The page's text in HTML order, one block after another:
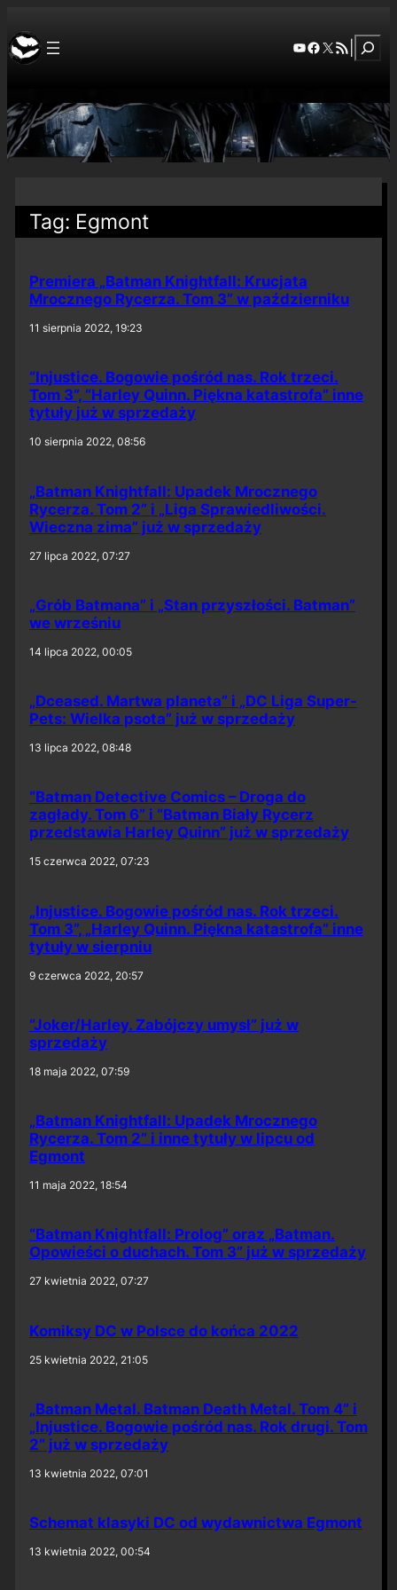
YouTube
Facebook
X RSS Feed
Tag: Egmont
Premiera „Batman Knightfall: Krucjata
Mrocznego Rycerza. Tom 3” w październiku
11 sierpnia 2022, 19:23
“Injustice. Bogowie pośród nas. Rok trzeci.
Tom 3”, “Harley Quinn. Piękna katastrofa” inne
tytuły już w sprzedaży
10 sierpnia 2022, 08:56
„Batman Knightfall: Upadek Mrocznego
Rycerza. Tom 2” i „Liga Sprawiedliwości.
Wieczna zima” już w sprzedaży
27 lipca 2022, 07:27
„Grób Batmana” i „Stan przyszłości. Batman”
we wrześniu
14 lipca 2022, 00:05
„Dceased. Martwa planeta” i „DC Liga Super-
Pets: Wielka psota” już w sprzedaży
13 lipca 2022, 08:48
“Batman Detective Comics – Droga do
zagłady. Tom 6” i “Batman Biały Rycerz
przedstawia Harley Quinn” już w sprzedaży
15 czerwca 2022, 07:23
„Injustice. Bogowie pośród nas. Rok trzeci.
Tom 3”, „Harley Quinn. Piękna katastrofa” inne
tytuły w sierpniu
9 czerwca 2022, 20:57
“Joker/Harley. Zabójczy umysł” już w
sprzedaży
18 maja 2022, 07:59
„Batman Knightfall: Upadek Mrocznego
Rycerza. Tom 2” i inne tytuły w lipcu od
Egmont
11 maja 2022, 18:54
“Batman Knightfall: Prolog” oraz „Batman.
Opowieści o duchach. Tom 3” już w sprzedaży
27 kwietnia 2022, 07:27
Komiksy DC w Polsce do końca 2022
25 kwietnia 2022, 21:05
„Batman Metal. Batman Death Metal. Tom 4” i
„Injustice. Bogowie pośród nas. Rok drugi. Tom
2” już w sprzedaży
13 kwietnia 2022, 07:01
Schemat klasyki DC od wydawnictwa Egmont
13 kwietnia 2022, 00:54